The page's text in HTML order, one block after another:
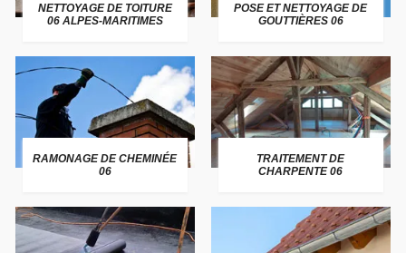
NETTOYAGE DE TOITURE
06 ALPES-MARITIMES
POSE ET NETTOYAGE DE
GOUTTIÈRES 06
RAMONAGE DE CHEMINÉE
06
TRAITEMENT DE
CHARPENTE 06